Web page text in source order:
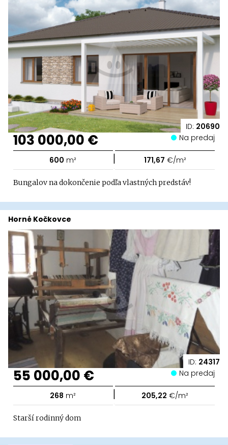
ID: 20690
103 000,00 € Na predaj
600 m² | 171,67 €/m²
Bungalov na dokončenie podľa vlastných predstáv!
ID: 24317
Horné Kočkovce
55 000,00 € Na predaj
268 m² | 205,22 €/m²
Starší rodinný dom